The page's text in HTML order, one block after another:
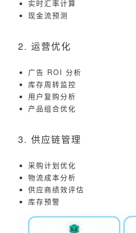
实时汇率计算
现金流预测
2. 运营优化
广告 ROI 分析
库存周转监控
用户复购分析
产品组合优化
3. 供应链管理
采购计划优化
物流成本分析
供应商绩效评估
库存预警